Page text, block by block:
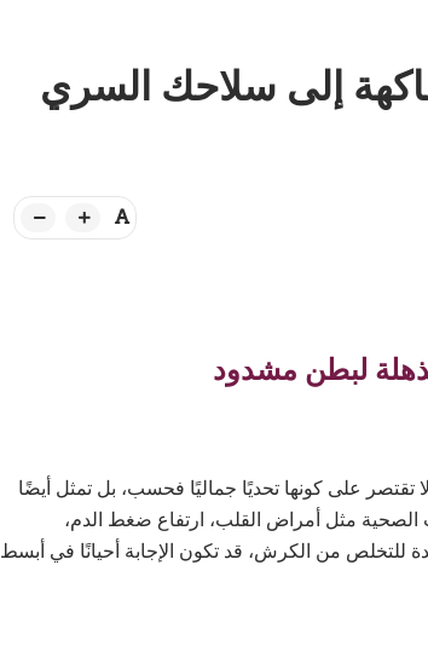
إلى سلاحك السري
لبطن مشدود
تقتصر على كونها تحديًا جماليًا فحسب، بل تمثل أيضًا
مثل أمراض القلب، ارتفاع ضغط الدم،
للتخلص من الكرش، قد تكون الإجابة أحيانًا في أبسط